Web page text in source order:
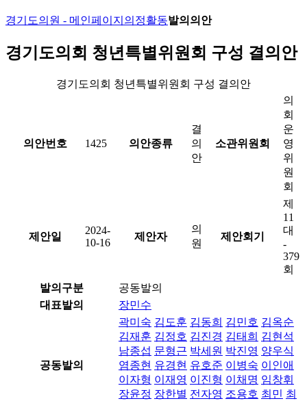
경기도의원 - 메인페이지 의정활동발의의안
경기도의회 청년특별위원회 구성 결의안
경기도의회 청년특별위원회 구성 결의안
의안번호 1425 의안종류
결
의
안
소관위원회
의
회
운
영
위
원
회
제안일
2024-
10-16
제안자
의
원
제안회기
제
11
대
-
379
회
발의구분
공동발의
대표발의
장민수
공동발의
곽미숙 김도훈 김동희 김민호 김옥순
김재훈 김정호 김진경 김태희 김현석
남종섭 문형근 박세원 박진영 양우식
염종현 유경현 유호준 이병숙 이인애
이자형 이재영 이진형 이채명 임창휘
장윤정 장한별 전자영 조용호 최민 최